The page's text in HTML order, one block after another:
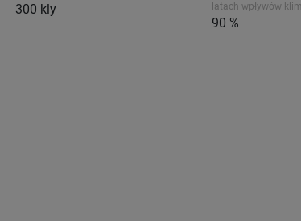
300 kly
latach wpływów
90 %